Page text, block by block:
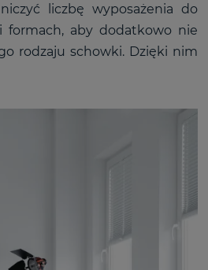
liczbę wyposażenia do
formach, aby dodatkowo nie
rodzaju schowki. Dzięki nim